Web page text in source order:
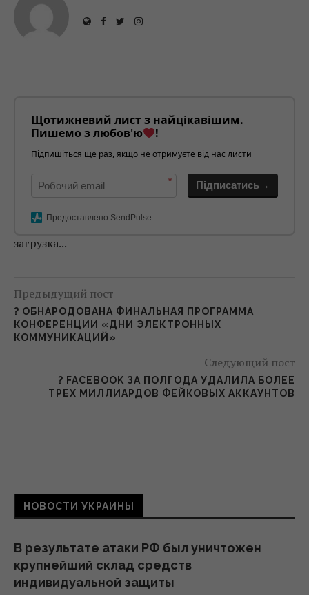
Щотижневий лист з найцікавішим.
Пишемо з любов'ю
!
Підпишіться ще раз, якщо не отримуєте від нас листи
* Підписатись→
Предоставлено SendPulse
загрузка...
Предыдущий пост
? ОБНАРОДОВАНА ФИНАЛЬНАЯ ПРОГРАММА
КОНФЕРЕНЦИИ «ДНИ ЭЛЕКТРОННЫХ
КОММУНИКАЦИЙ»
Следующий пост
? FACEBOOK ЗА ПОЛГОДА УДАЛИЛА БОЛЕЕ
ТРЕХ МИЛЛИАРДОВ ФЕЙКОВЫХ АККАУНТОВ
НОВОСТИ УКРАИНЫ
В результате атаки РФ был уничтожен
крупнейший склад средств
индивидуальной защиты